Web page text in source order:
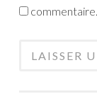
commentaire.